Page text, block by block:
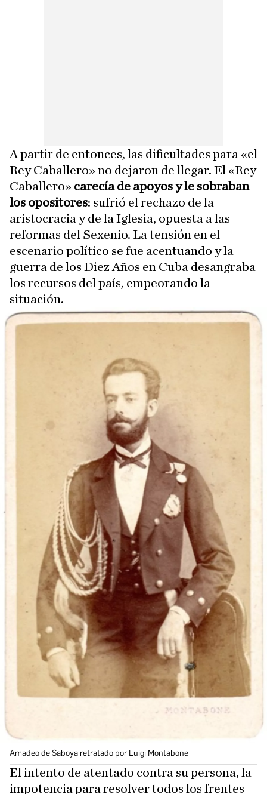
A partir de entonces, las dificultades para «el
Rey Caballero» no dejaron de llegar. El «Rey
Caballero» carecía de apoyos y le sobraban
los opositores: sufrió el rechazo de la
aristocracia y de la Iglesia, opuesta a las
reformas del Sexenio. La tensión en el
escenario político se fue acentuando y la
guerra de los Diez Años en Cuba desangraba
los recursos del país, empeorando la
situación.
Amadeo de Saboya retratado por Luigi Montabone
El intento de atentado contra su persona, la
impotencia para resolver todos los frentes